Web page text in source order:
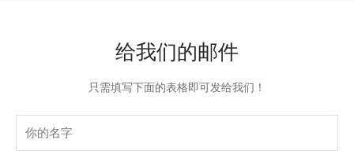
给我们的邮件
只需填写下面的表格即可发给我们！